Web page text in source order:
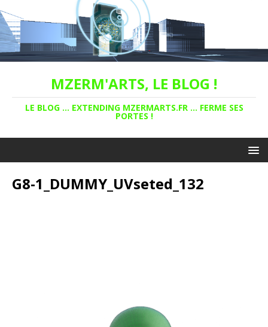
MZERM'ARTS, LE BLOG !
LE BLOG ... EXTENDING MZERMARTS.FR ... FERME SES
PORTES !
G8-1_DUMMY_UVseted_132